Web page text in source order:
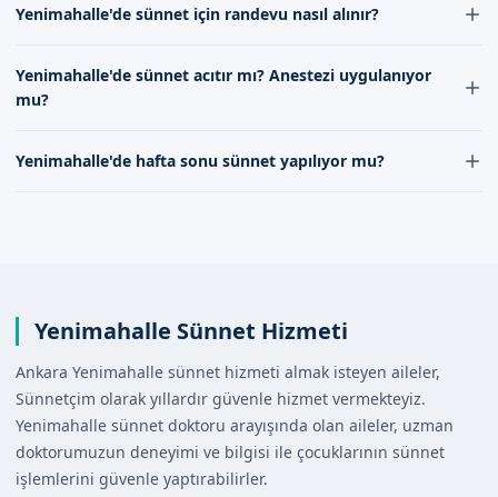
tarafından kendi sağlık merkezimizde yapılmaktadır.
Yenimahalle'de sünnet için randevu nasıl alınır?
formumuz aracılığıyla veya iletişimimiz kanallarımız
aracılığıyla alınabilir.
Yenimahalle'de sünnet acıtır mı? Anestezi uygulanıyor
mu?
yerel anestezi uygulanmaktadır. Doktorumuzun kararı
Yenimahalle'de hafta sonu sünnet yapılıyor mu?
Yenimahalle Sünnet Hizmeti
Ankara Yenimahalle sünnet hizmeti almak isteyen aileler,
Sünnetçim olarak yıllardır güvenle hizmet vermekteyiz.
Yenimahalle sünnet doktoru arayışında olan aileler, uzman
doktorumuzun deneyimi ve bilgisi ile çocuklarının sünnet
işlemlerini güvenle yaptırabilirler.